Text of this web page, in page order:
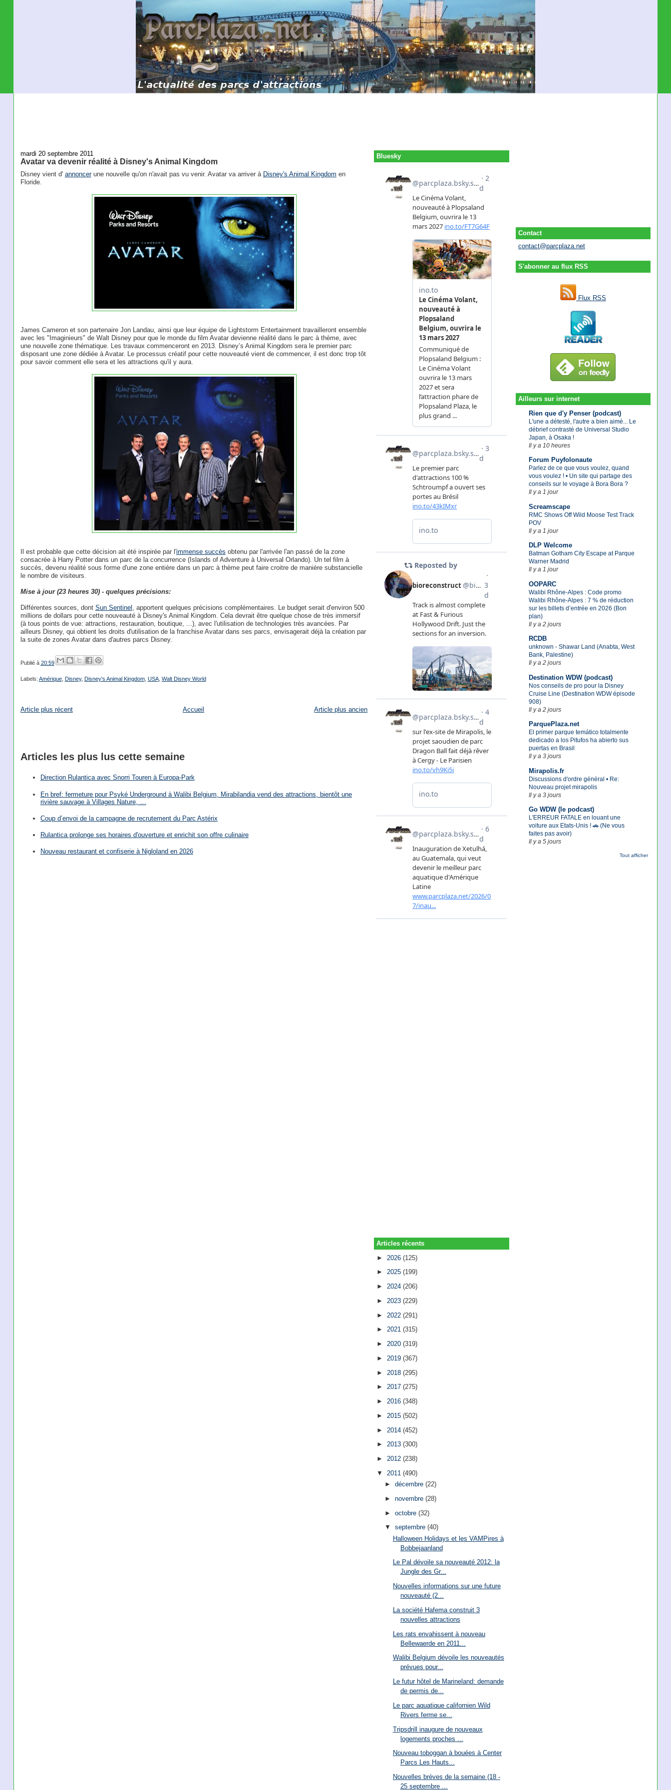
Contact
contact@parcplaza.net
S'abonner au flux RSS
Flux RSS
Ailleurs sur internet
Rien que d'y Penser (podcast)
L'une a détesté, l'autre a bien aimé... Le
débrief contrasté de Universal Studio
Japan, à Osaka !
Il y a 10 heures
Forum Puyfolonaute
Parlez de ce que vous voulez, quand
vous voulez ! • Un site qui partage des
conseils sur le voyage à Bora Bora ?
Il y a 1 jour
Screamscape
RMC Shows Off Wild Moose Test Track
POV
Il y a 1 jour
DLP Welcome
Batman Gotham City Escape at Parque
Warner Madrid
Il y a 1 jour
OOPARC
Walibi Rhône-Alpes : Code promo
Walibi Rhône-Alpes : 7 % de réduction
sur les billets d’entrée en 2026 (Bon
plan)
Il y a 2 jours
RCDB
unknown - Shawar Land (Anabta, West
Bank, Palestine)
Il y a 2 jours
Destination WDW (podcast)
Nos conseils de pro pour la Disney
Cruise Line (Destination WDW épisode
908)
Il y a 2 jours
ParquePlaza.net
El primer parque temático totalmente
dedicado a los Pitufos ha abierto sus
puertas en Brasil
Il y a 3 jours
Mirapolis.fr
Discussions d'ordre général • Re:
Nouveau projet mirapolis
Il y a 3 jours
Go WDW (le podcast)
L'ERREUR FATALE en louant une
voiture aux Etats-Unis ! 🚗 (Ne vous
faites pas avoir)
Il y a 5 jours
Tout afficher
mardi 20 septembre 2011
Avatar va devenir réalité à Disney's Animal Kingdom
Disney vient d' annoncerune nouvelle qu'on n'avait pas vu venir. Avatar va arriver à Disney's Animal Kingdom en
Floride.
James Cameron et son partenaire Jon Landau, ainsi que leur équipe de Lightstorm Entertainment travailleront ensemble
avec les "Imaginieurs" de Walt Disney pour que le monde du film Avatar devienne réalité dans le parc à thème, avec
une nouvelle zone thématique. Les travaux commenceront en 2013. Disney’s Animal Kingdom sera le premier parc
disposant une zone dédiée à Avatar. Le processus créatif pour cette nouveauté vient de commencer, il est donc trop tôt
pour savoir comment elle sera et les attractions qu'il y aura.
Il est probable que cette décision ait été inspirée par l'immense succès obtenu par l'arrivée l'an passé de la zone
consacrée à Harry Potter dans un parc de la concurrence (Islands of Adventure à Universal Orlando). Un tel film à
succès, devenu réalité sous forme d'une zone entière dans un parc à thème peut faire croitre de manière substancielle
le nombre de visiteurs.
Mise à jour (23 heures 30) - quelques précisions:
Différentes sources, dont Sun Sentinel
, apportent quelques précisions complémentaires. Le budget serait d'environ 500
millions de dollars pour cette nouveauté à Disney's Animal Kingdom. Cela devrait être quelque chose de très immersif
(à tous points de vue: attractions, restauration, boutique, ...), avec l'utilisation de technologies très avancées. Par
ailleurs Disney, qui obtient les droits d'utilisation de la franchise Avatar dans ses parcs, envisagerait déjà la création par
la suite de zones Avatar dans d'autres parcs Disney.
Publié à 20:59
Labels: Amérique, Disney, Disney's Animal Kingdom, USA, Walt Disney World
Article plus récent Article plus ancien
Accueil
Articles les plus lus cette semaine
Direction Rulantica avec Snorri Touren à Europa-Park
En bref: fermeture pour Psyké Underground à Walibi Belgium, Mirabilandia vend des attractions, bientôt une
rivière sauvage à Villages Nature, …
Coup d’envoi de la campagne de recrutement du Parc Astérix
Rulantica prolonge ses horaires d'ouverture et enrichit son offre culinaire
Nouveau restaurant et confiserie à Nigloland en 2026
Bluesky
Articles récents
► 2026(125)
►2025(199)
►2024(206)
► 2023(229)
► 2022(291)
►2021(315)
►2020(319)
► 2019(367)
► 2018(295)
►2017(275)
►2016(348)
► 2015(502)
► 2014(452)
►2013(300)
►2012(238)
▼ 2011(490)
► décembre (22)
► novembre (28)
► octobre (32)
▼ septembre (40)
Halloween Holidays et les VAMPires à
Bobbejaanland
Le Pal dévoile sa nouveauté 2012: la
Jungle des Gr...
Nouvelles informations sur une future
nouveauté (2...
La société Hafema construit 3
nouvelles attractions
Les rats envahissent à nouveau
Bellewaerde en 2011...
Walibi Belgium dévoile les nouveautés
prévues pour...
Le futur hôtel de Marineland: demande
de permis de...
Le parc aquatique californien Wild
Rivers ferme se...
Tripsdrill inaugure de nouveaux
logements proches ...
Nouveau toboggan à bouées à Center
Parcs Les Hauts...
Nouvelles brèves de la semaine (18 -
25 septembre ...